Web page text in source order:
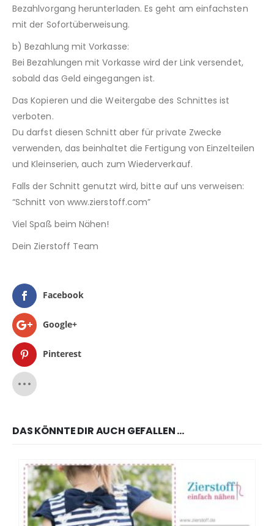
Bezahlvorgang herunterladen. Es geht am einfachsten
mit der Sofortüberweisung.
b) Bezahlung mit Vorkasse:
Bei Bezahlungen mit Vorkasse wird der Link versendet,
sobald das Geld eingegangen ist.
Das Kopieren und die Weitergabe des Schnittes ist
verboten.
Du darfst diesen Schnitt aber für private Zwecke
verwenden, das beinhaltet die Fertigung von Einzelteilen
und Kleinserien, auch zum Wiederverkauf.
Falls der Schnitt genutzt wird, bitte auf uns verweisen:
“Schnitt von www.zierstoff.com”
Viel Spaß beim Nähen!
Dein Zierstoff Team
Facebook
Google+
Pinterest
DAS KÖNNTE DIR AUCH GEFALLEN …